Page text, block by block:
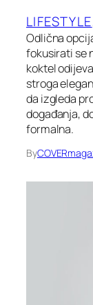
LIFESTYLE
Odlična
fokusirati se
koktel
stroga
da izgleda
događanja,
formalna.
By